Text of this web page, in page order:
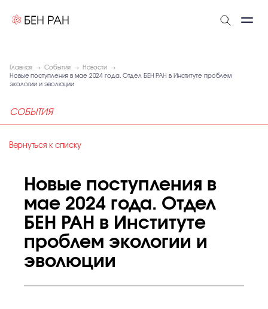
Главная События
Новости
Новые поступления в мае 2024 года. Отдел БЕН РАН в Институте проблем
экологии и эволюции
СОБЫТИЯ
Вернуться к списку
Новые поступления в
мае 2024 года. Отдел
БЕН РАН в Институте
проблем экологии и
эволюции